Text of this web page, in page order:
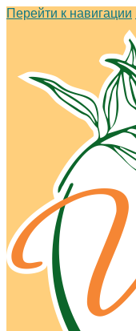
Перейти к навигации